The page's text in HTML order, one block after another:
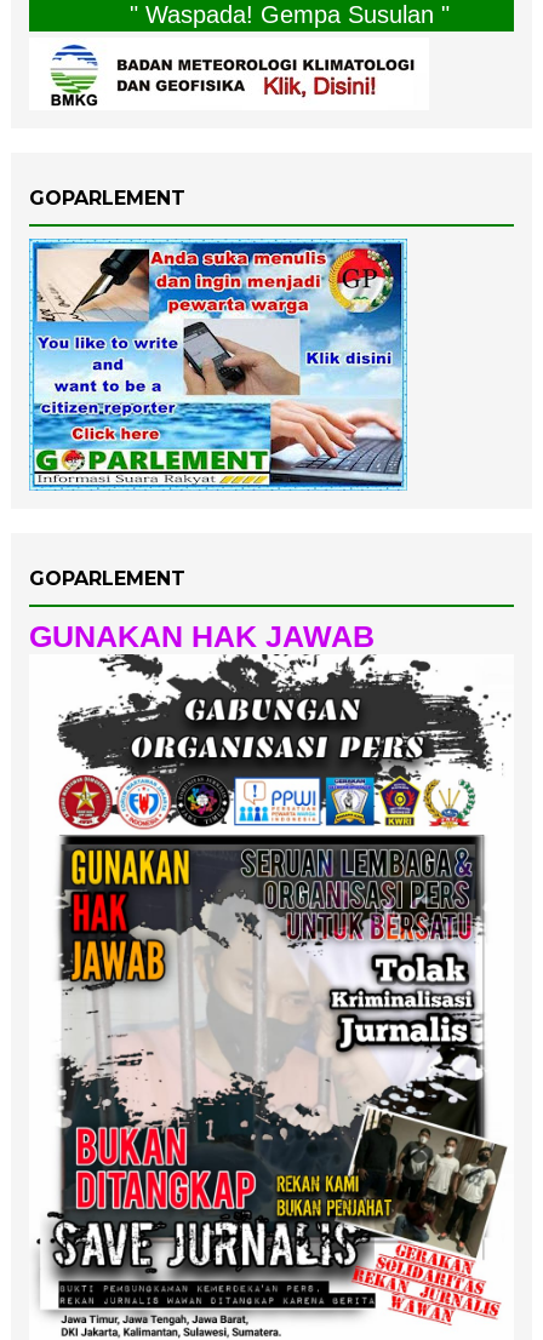
" Waspada! Gempa Susulan "
GOPARLEMENT
GOPARLEMENT
GUNAKAN HAK JAWAB